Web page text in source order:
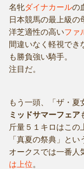
名牝ダイナカールの
日本競馬の最上級の
洋芝適性の高いファ
間違いなく軽視でき
も勝負強い騎手。
注目だ。
もう一頭、「ザ・夏
ミッドサマーフェア
斤量５１キロはこの
「真夏の祭典」とい
オークスでは一番人
は上位。